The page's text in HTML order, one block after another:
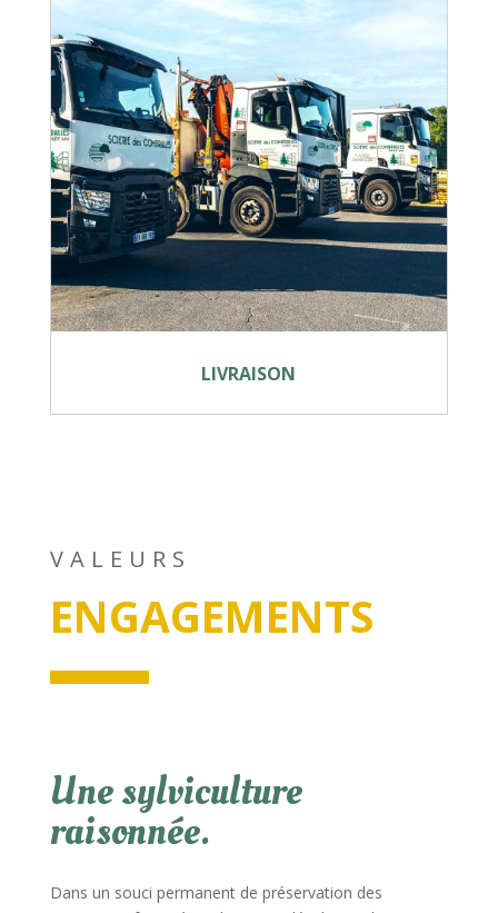
LIVRAISON
VALEURS
ENGAGEMENTS
Une sylviculture
raisonnée.
Dans un souci permanent de préservation des